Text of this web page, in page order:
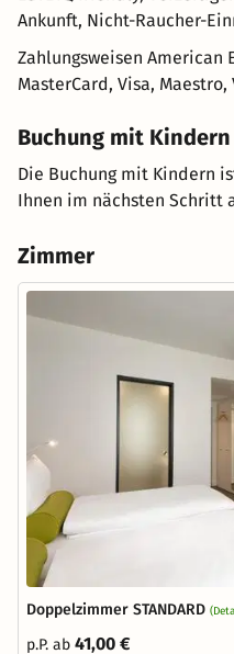
Ankunft, Nicht-Raucher-
Zahlungsweisen American
MasterCard, Visa,
Buchung mit Kindern
Die Buchung mit Kindern
Ihnen im nächsten Schritt
Zimmer
Doppelzimmer STANDARD
p.P. ab 41,00 €